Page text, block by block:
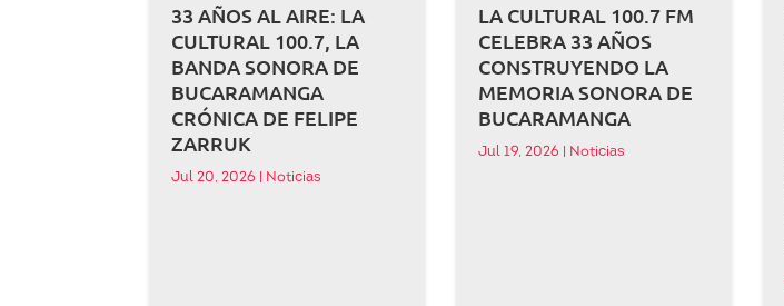
33 AÑOS AL AIRE: LA
CULTURAL 100.7, LA
BANDA SONORA DE
BUCARAMANGA
CRÓNICA DE FELIPE
ZARRUK
Jul 20, 2026 Noticias
LA CULTURAL 100.7 FM
CELEBRA 33 AÑOS
CONSTRUYENDO LA
MEMORIA SONORA DE
BUCARAMANGA
Jul 19, 2026 Noticias